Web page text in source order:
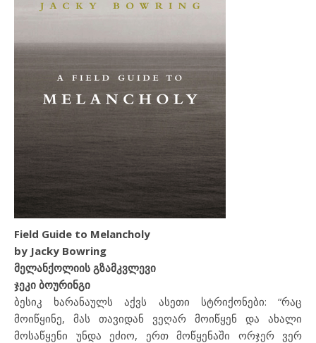
Field Guide to Melancholy
by Jacky Bowring
მელანქოლიის გზამკვლევი
ჯეკი ბოურინგი
ბესიკ ხარანაულს აქვს ასეთი სტრიქონები: “რაც
მოიწყინე, მას თავიდან ვეღარ მოიწყენ და ახალი
მოსაწყენი უნდა ეძიო, ერთ მოწყენაში ორჯერ ვერ